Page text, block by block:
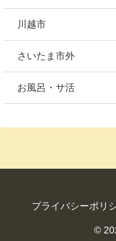
川越市
さいたま市外
お風呂・サ活
プライバシーポリ
©